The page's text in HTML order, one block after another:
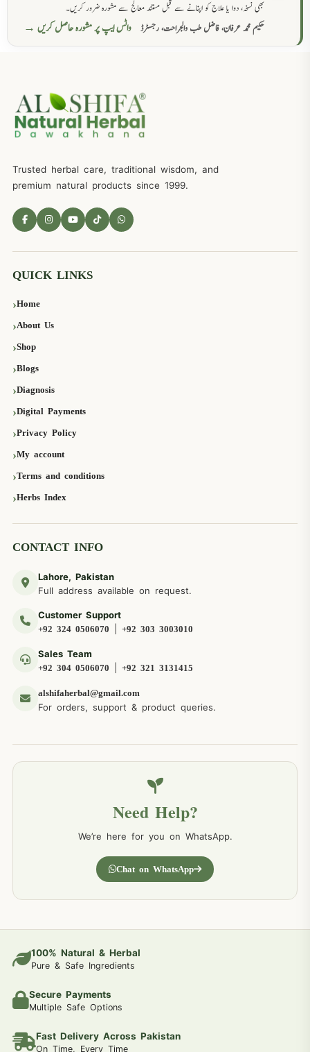
بھی نسخہ، دوا یا علاج کو اپنانے سے قبل مستند معالج سے مشورہ ضرور کریں۔
حکیم محمد عرفان، فاضل طب والجراحت، رجسٹرڈ
واٹس ایپ پر مشورہ حاصل کریں →
Trusted herbal care, traditional wisdom, and
premium natural products since 1999.
QUICK LINKS
Home
About Us
Shop
Blogs
Diagnosis
Digital Payments
Privacy Policy
My account
Terms and conditions
Herbs Index
CONTACT INFO
Lahore, Pakistan
Full address available on request.
Customer Support
+92 324 0506070 +92 303 3003010
Sales Team
+92 304 0506070 +92 321 3131415
alshifaherbal@gmail.com
For orders, support & product queries.
Need Help?
We’re here for you on WhatsApp.
Chat on WhatsApp
100% Natural & Herbal
Pure & Safe Ingredients
Secure Payments
Multiple Safe Options
Fast Delivery Across Pakistan
On Time, Every Time